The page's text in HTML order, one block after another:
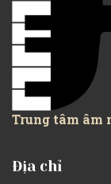
Trung tâm âm
Địa chỉ